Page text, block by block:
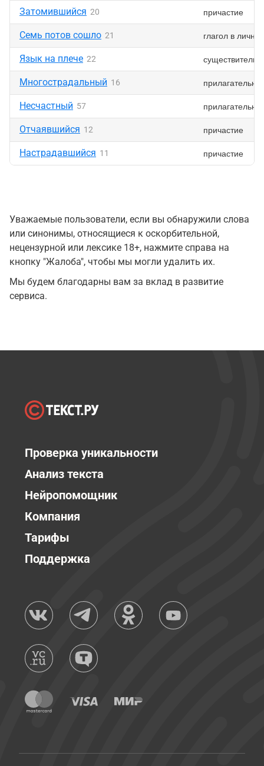
Затомившийся 20 причастие
Семь потов сошло 21 глагол в
Язык на плече 22
Многострадальный 16
Несчастный 57
Отчаявшийся 12 причастие
Настрадавшийся 11 причастие
Уважаемые пользователи, если вы обнаружили слова
или синонимы, относящиеся к оскорбительной,
нецензурной или лексике 18+, нажмите справа на
кнопку "Жалоба", чтобы мы могли удалить их.
Мы будем благодарны вам за вклад в развитие
сервиса.
Проверка уникальности
Анализ текста
Нейропомощник
Компания
Тарифы
Поддержка